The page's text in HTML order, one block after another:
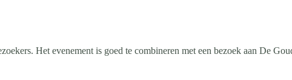
Het evenement is goed te combineren met een bezoek aan De